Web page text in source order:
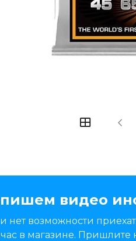
видео
нет возможности
в магазине. Пришлите